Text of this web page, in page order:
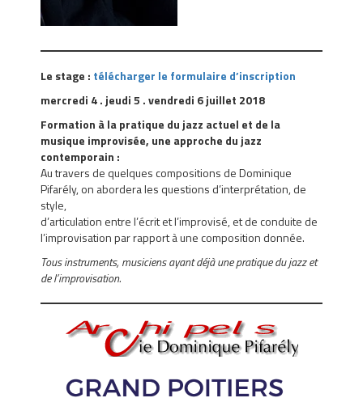
Le stage : télécharger le formulaire d’inscription
mercredi 4 . jeudi 5 . vendredi 6 juillet 2018
Formation à la pratique du jazz actuel et de la
musique improvisée, une approche du jazz
contemporain :
Au travers de quelques compositions de Dominique
Pifarély, on abordera les questions d’interprétation, de
style,
d’articulation entre l’écrit et l’improvisé, et de conduite de
l’improvisation par rapport à une composition donnée.
Tous instruments, musiciens ayant déjà une pratique du jazz et
de l’improvisation.